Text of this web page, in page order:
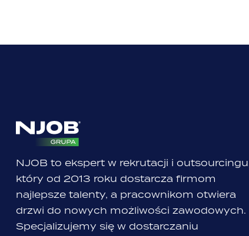
NJOB to ekspert w rekrutacji i
który od 2013 roku dostarcza firmom
najlepsze talenty, a pracownikom otwiera
drzwi do nowych możliwości zawodowych.
Specjalizujemy się w dostarczaniu